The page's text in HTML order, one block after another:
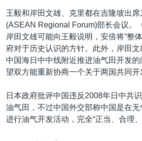
王毅和岸田文雄、克里都在吉隆坡出
(ASEAN Regional Forum)部长会议。
岸田文雄可能向王毅说明，安倍将“整
府对于历史认识的方针。此外，岸田
中国海日中中线附近推进油气田开发
望双方能重新协商一个关于两国共同开
日本政府批评中国违反2008年日中共
油气田，不过中国外交部称中国是在
进行油气开发活动，完全“正当、合理、